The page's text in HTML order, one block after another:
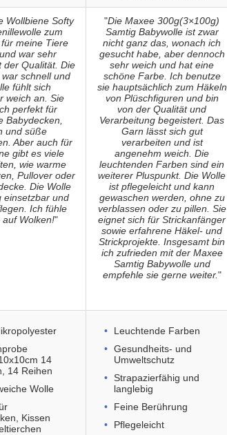
Wollbiene Softy
zum
meine Tiere
war sehr
der Qualität. Die
schnell und
fühlt sich
weich an. Sie
perfekt für
Babydecken,
und süße
Aber auch für
gibt es viele
wie warme
Pullover oder
Die Wolle
einsetzbar und
Ich fühle
auf Wolken!"
"Die Maxee 300g(3×100g)
Samtig Babywolle ist zwar
nicht ganz das, wonach ich
gesucht habe, aber dennoch
sehr weich und hat eine
schöne Farbe. Ich benutze
sie hauptsächlich zum Häkeln
von Plüschfiguren und bin
von der Qualität und
Verarbeitung begeistert. Das
Garn lässt sich gut
verarbeiten und ist
angenehm weich. Die
leuchtenden Farben sind ein
weiterer Pluspunkt. Die Wolle
ist pflegeleicht und kann
gewaschen werden, ohne zu
verblassen oder zu pillen. Sie
eignet sich für Strickanfänger
sowie erfahrene Häkel- und
Strickprojekte. Insgesamt bin
ich zufrieden mit der Maxee
Samtig Babywolle und
empfehle sie gerne weiter."
14
14 Reihen
Wolle
Kissen
Leuchtende Farben
Gesundheits- und
Umweltschutz
Strapazierfähig und
langlebig
Feine Berührung
Pflegeleicht